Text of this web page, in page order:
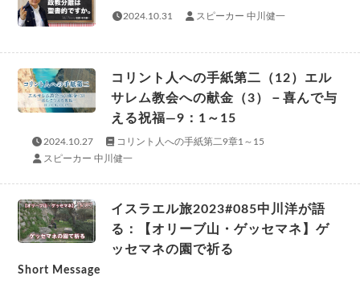
2024.10.31 スピーカー 中川健一
コリント人への手紙第二（12）エル
サレム教会への献金（3）－喜んで与
える祝福―9：1～15
2024.10.27
コリント人への手紙第二9章1～15
スピーカー 中川健一
イスラエル旅2023#085中川洋が語
る：【オリーブ山・ゲッセマネ】ゲ
ッセマネの園で祈る
Short Message